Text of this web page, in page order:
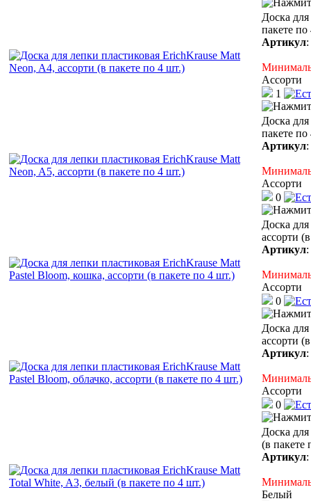
Доска
пакете
Артикул:
Ассорти
1
Доска
пакете
Артикул:
Ассорти
0
Доска
ассорти
Артикул:
Ассорти
0
Доска
ассорти
Артикул:
Ассорти
0
Доска
(в пакете
Артикул:
Белый